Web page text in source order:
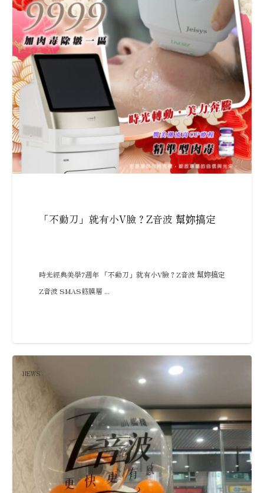
「不動刀」就有小V臉？Z音波 幫妳搞定
時光經典美學7週年 「不動刀」就有小V臉？Z音波 幫妳搞定
Z音波 SMAS筋膜層 ...
NEWS